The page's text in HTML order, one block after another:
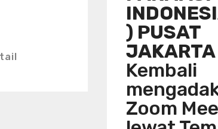
) PUSAT
JAKARTA
Kembali
Zoom